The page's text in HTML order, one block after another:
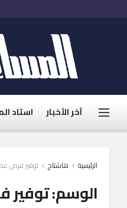
آخر الأخبار استاد
الرئيسية هاشتاج توفير فرص
الوسم: